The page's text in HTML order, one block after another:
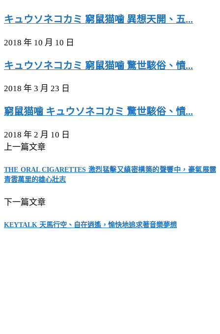
キュウソネコカミ 窮鼠猫噛 異想天開、五...
2018 年 10 月 10 日
キュウソネコカミ 窮鼠猫噛 驚世駭俗、憤...
2018 年 3 月 23 日
窮鼠猫噛 キュウソネコカミ 驚世駭俗、憤...
2018 年 2 月 10 日
上一篇文章
THE ORAL CIGARETTES 激烈猛擊又縝密構築的聲響中，豪氣展露
青雲萬里的雄心壯志
下一篇文章
KEYTALK 天馬行空、自在逍遙，愉快地追求著音樂夢想